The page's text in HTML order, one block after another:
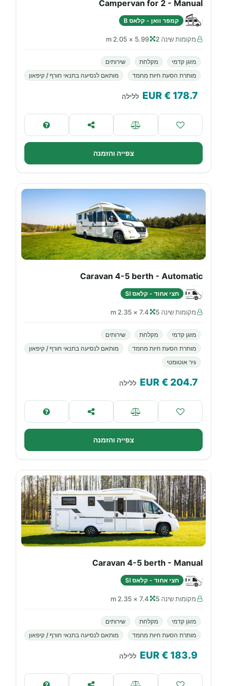
Campervan for 2 - Manual
קמפר וואן - קלאס B
מקומות שינה 2 5.99 × 2.05 m
מזגן קדמי מקלחת
שירותים
מותרת הסעת חיות מחמד
מותאם לנסיעה בתנאי חורף / קיפאון
178.7
€ EUR ללילה
צפייה והזמנה
Caravan 4-5 berth - Automatic
חצי אחוד - קלאס SI
מקומות שינה 5 7.4 × 2.35 m
מזגן קדמי מקלחת
שירותים
מותרת הסעת חיות מחמד
מותאם לנסיעה בתנאי חורף / קיפאון
גיר אוטומטי
204.7
€ EUR ללילה
צפייה והזמנה
Caravan 4-5 berth - Manual
חצי אחוד - קלאס SI
מקומות שינה 5 7.4 × 2.35 m
מזגן קדמי מקלחת
שירותים
מותרת הסעת חיות מחמד
מותאם לנסיעה בתנאי חורף / קיפאון
183.9
€ EUR ללילה